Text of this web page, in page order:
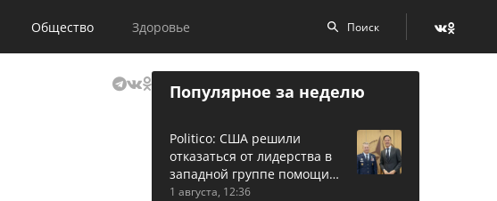
Общество Здоровье
Популярное за неделю
Politico: США решили
отказаться от лидерства в
западной группе помощи
Украине
1 августа, 12:36